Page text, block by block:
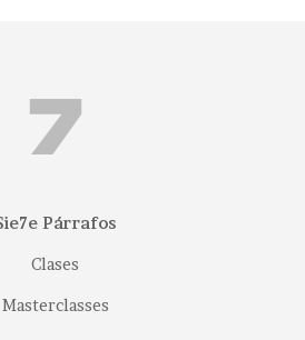
Párrafos
Clases
Masterclasses